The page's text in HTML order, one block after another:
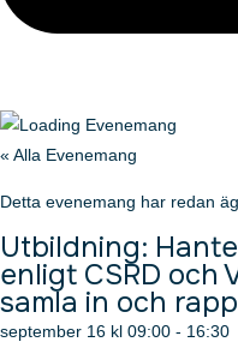
« Alla Evenemang
Detta evenemang har redan
Utbildning:
enligt CSRD och
samla in och
september 16 kl 09:00 - 16:30